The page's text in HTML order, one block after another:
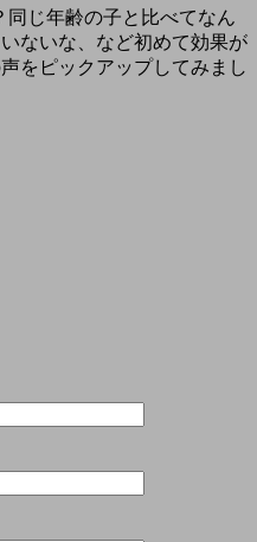
じ年齢の子と比べてなん
ないな、など初めて効果が
をピックアップしてみまし